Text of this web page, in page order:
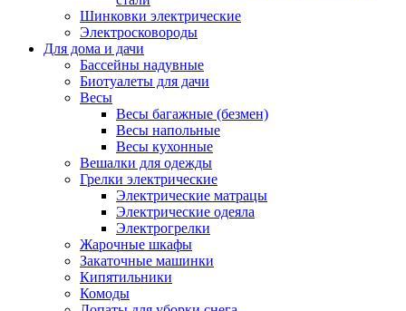
Шинковки электрические
Электросковороды
Для дома и дачи
Бассейны надувные
Биотуалеты для дачи
Весы
Весы багажные (безмен)
Весы напольные
Весы кухонные
Вешалки для одежды
Грелки электрические
Электрические матрацы
Электрические одеяла
Электрогрелки
Жарочные шкафы
Закаточные машинки
Кипятильники
Комоды